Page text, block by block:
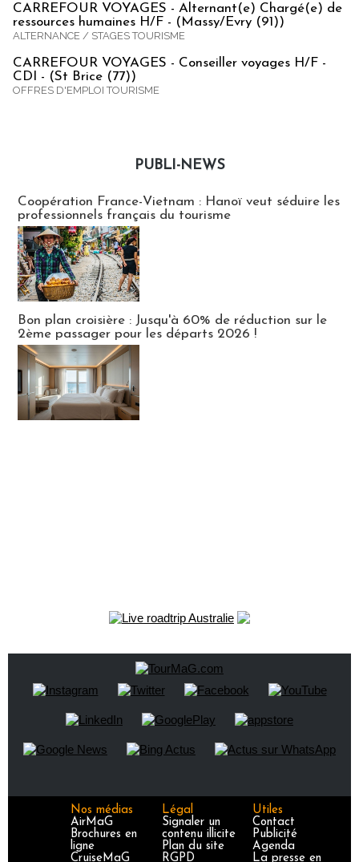
CARREFOUR VOYAGES - Alternant(e) Chargé(e) de
ressources humaines H/F - (Massy/Evry (91))
ALTERNANCE / STAGES TOURISME
CARREFOUR VOYAGES - Conseiller voyages H/F -
CDI - (St Brice (77))
OFFRES D'EMPLOI TOURISME
PUBLI-NEWS
Coopération France-Vietnam : Hanoï veut séduire les
professionnels français du tourisme
Bon plan croisière : Jusqu'à 60% de réduction sur le
2ème passager pour les départs 2026 !
Nos médias
AirMaG
Brochures en
ligne
CruiseMaG
Légal
Signaler un
contenu illicite
Plan du site
RGPD
Utiles
Contact
Publicité
Agenda
La presse en